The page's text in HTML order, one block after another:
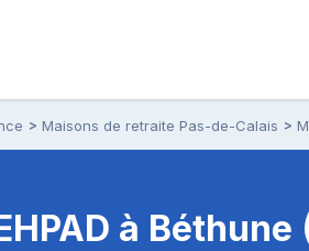
Maisons de retraite Pas-de-Calais
à Béthune